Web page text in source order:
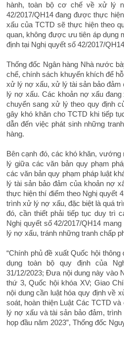
hành, toàn bộ cơ chế về xử lý
42/2017/QH14 đang được thực
xấu của TCTD sẽ thực hiện theo
quan, không được ưu tiên áp dụng
định tại Nghị quyết số 42/2017/
Thống đốc Ngân hàng Nhà nước
chế, chính sách khuyến khích để
xử lý nợ xấu, xử lý tài sản bảo đảm
lý nợ xấu. Các khoản nợ xấu
chuyển sang xử lý theo quy định
gây khó khăn cho TCTD khi tiếp
dẫn đến việc phát sinh những
hàng.
Bên cạnh đó, các khó khăn, vướng
lý giữa các văn bản quy phạm
các văn bản quy phạm pháp luật
lý tài sản bảo đảm của khoản nợ
thực hiện thí điểm theo Nghị quyết
trình xử lý nợ xấu, đặc biệt là quá
đó, cần thiết phải tiếp tục duy trì
Nghị quyết số 42/2017/QH14
lý nợ xấu, tránh những tranh chấp
“Chính phủ đề xuất Quốc hội
dụng toàn bộ quy định của
31/12/2023; Đưa nội dung này vào
thứ 3, Quốc hội khóa XV; Giao
nội dung cần luật hóa quy định về
soát, hoàn thiện Luật Các TCTD
lý nợ xấu và tài sản bảo đảm,
họp đầu năm 2023”, Thống đốc